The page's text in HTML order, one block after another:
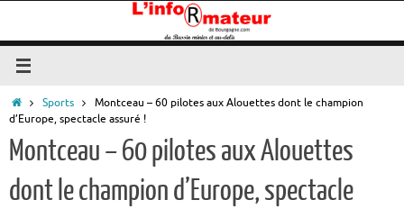
contenu
Accueil
Sports
Montceau – 60 pilotes aux Alouettes dont le champion
d’Europe, spectacle assuré !
Montceau – 60 pilotes aux Alouettes
dont le champion d’Europe, spectacle